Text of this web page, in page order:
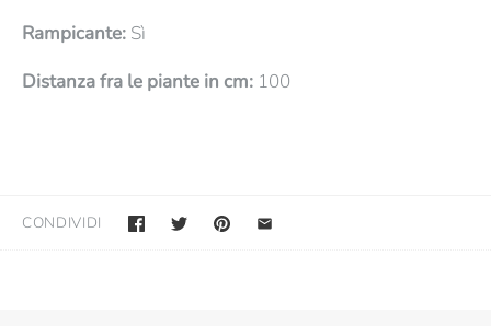
Rampicante: Sì
Distanza fra le piante in cm: 100
CONDIVIDI